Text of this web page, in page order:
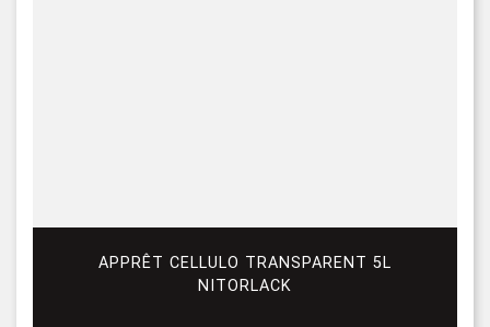
APPRÊT CELLULO TRANSPARENT 5L
NITORLACK